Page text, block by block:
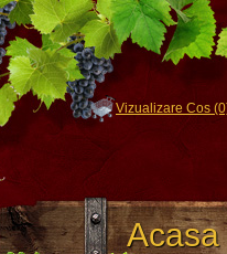
Vizualizare Cos
Acasa